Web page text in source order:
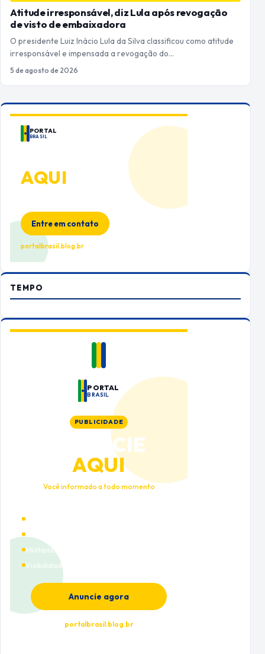
Atitude irresponsável, diz Lula após revogação
de visto de embaixadora
O presidente Luiz Inácio Lula da Silva classificou como atitude
irresponsável e impensada a revogação do…
5 de agosto de 2026
PORTAL
BRASIL
AQUI
Entre em contato
portalbrasil.blog.br
TEMPO
PORTAL
BRASIL
PUBLICIDADE
ANUNCIE
AQUI
Você informado a todo momento
Cobertura nacional
Múltiplas categorias
Visibilidade premium
Anuncie agora
portalbrasil.blog.br